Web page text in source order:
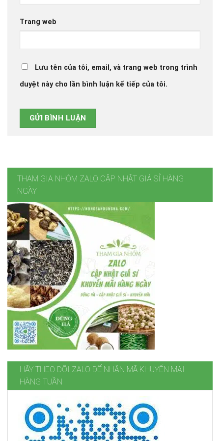
Trang web
Lưu tên của tôi, email, và trang web trong trình
duyệt này cho lần bình luận kế tiếp của tôi.
THAM GIA NHÓM ZALO CẬP NHẬT GIÁ SỈ HÀNG
NGÀY
HÃY THEO DÕI ZALO ĐỂ NHẬN MÃ KHUYẾN MẠI
HÀNG TUẦN